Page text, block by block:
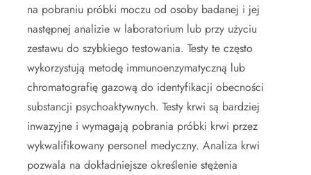
na pobraniu próbki moczu od osoby badanej i jej
następnej analizie w laboratorium lub przy użyciu
zestawu do szybkiego testowania. Testy te często
wykorzystują metodę immunoenzymatyczną lub
chromatografię gazową do identyfikacji obecności
substancji psychoaktywnych. Testy krwi są bardziej
inwazyjne i wymagają pobrania próbki krwi przez
wykwalifikowany personel medyczny. Analiza krwi
pozwala na dokładniejsze określenie stężenia